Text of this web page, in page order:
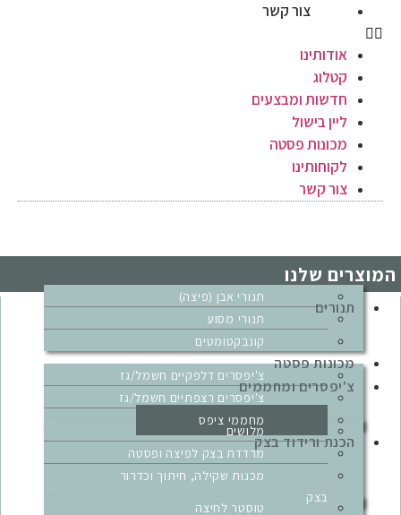
צור קשר
אודותינו
קטלוג
חדשות ומבצעים
ליין בישול
מכונות פסטה
לקוחותינו
צור קשר
המוצרים שלנו
תנורים
תנורי אבן (פיצה)
תנורי מסוע
קונבקטומטים
מכונות פסטה
צ'יפסרים ומחממים
צ'יפסרים דלפקיים חשמל/גז
צ'יפסרים רצפתיים חשמל/גז
מחממי ציפס
הכנת ורידוד בצק
מלושים
מרדדת בצק לפיצה ופסטה
מכנות שקילה, חיתוך וכדרור
בצק
טוסטר לחיצה